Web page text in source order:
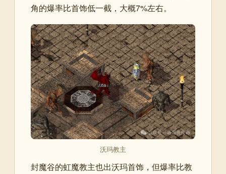
角的爆率比首饰低一截，大概7%左右。
沃玛教主
封魔谷的虹魔教主也出沃玛首饰，但爆率比教